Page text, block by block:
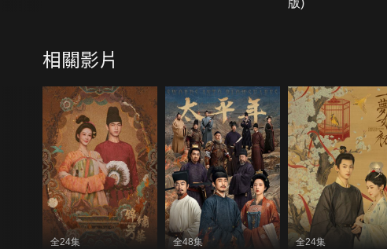
版)
相關影片
全24集 全48集 全24集